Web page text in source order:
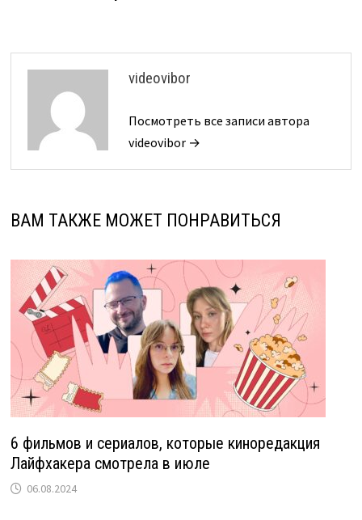
videovibor
Посмотреть все записи автора
videovibor →
ВАМ ТАКЖЕ МОЖЕТ ПОНРАВИТЬСЯ
6 фильмов и сериалов, которые киноредакция
Лайфхакера смотрела в июле
06.08.2024